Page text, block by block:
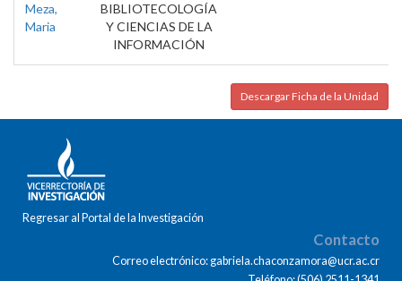
Meza,
Maria
BIBLIOTECOLOGÍA
Y CIENCIAS DE LA
INFORMACIÓN
Descargar Ficha de la Unidad
Regresar al Portal de la Investigación
Contacto
Correo electrónico: gabriela.chaconzamora@ucr.ac.cr